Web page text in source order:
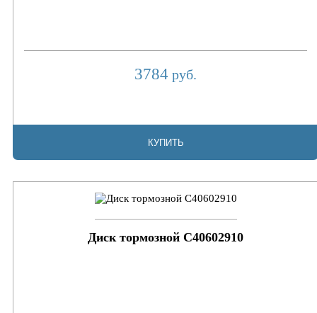
3784 руб.
КУПИТЬ
Диск тормозной C40602910